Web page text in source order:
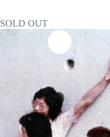
SOLD OUT